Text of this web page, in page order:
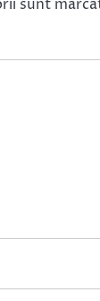
sunt